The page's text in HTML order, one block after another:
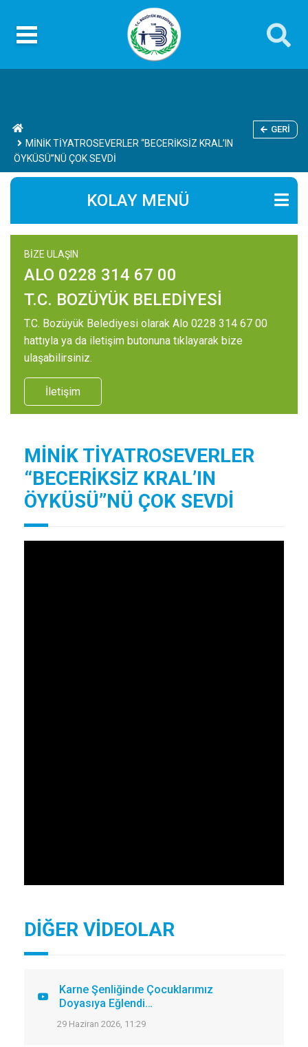
MİNİK TİYATROSEVERLER “BECERİKSİZ KRAL’IN
ÖYKÜSÜ”NÜ ÇOK SEVDİ
GERI
KOLAY MENÜ
BİZE ULAŞIN
ALO 0228 314 67 00
T.C. BOZÜYÜK BELEDİYESİ
T.C. Bozüyük Belediyesi olarak Alo 0228 314 67 00
hattıyla ya da iletişim butonuna tıklayarak bize
ulaşabilirsiniz.
İletişim
MİNİK TİYATROSEVERLER
“BECERİKSİZ KRAL’IN
ÖYKÜSÜ”NÜ ÇOK SEVDİ
DİĞER VİDEOLAR
Karne Şenliğinde Çocuklarımız
Doyasıya Eğlendi…
29 Haziran 2026, 11:29